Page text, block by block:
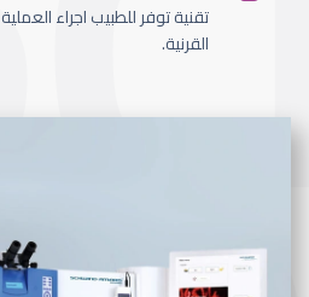
تقنية توفر للطبيب اجراء
القرنية.